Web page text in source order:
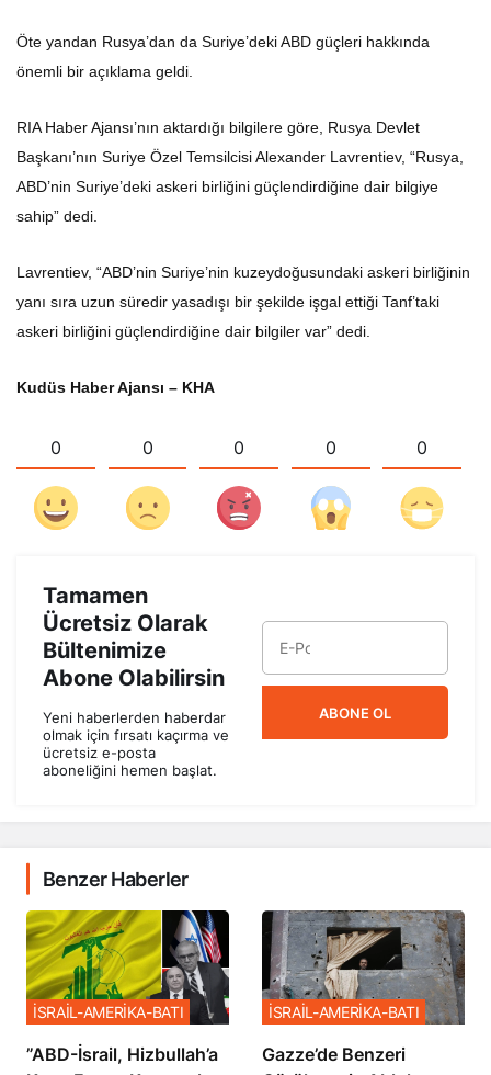
Öte yandan Rusya’dan da Suriye’deki ABD güçleri hakkında
önemli bir açıklama geldi.
RIA Haber Ajansı’nın aktardığı bilgilere göre, Rusya Devlet
Başkanı’nın Suriye Özel Temsilcisi Alexander Lavrentiev, “Rusya,
ABD’nin Suriye’deki askeri birliğini güçlendirdiğine dair bilgiye
sahip” dedi.
Lavrentiev, “ABD’nin Suriye’nin kuzeydoğusundaki askeri birliğinin
yanı sıra uzun süredir yasadışı bir şekilde işgal ettiği Tanf’taki
askeri birliğini güçlendirdiğine dair bilgiler var” dedi.
Kudüs Haber Ajansı – KHA
0 0 0 0 0
Tamamen
Ücretsiz Olarak
Bültenimize
Abone Olabilirsin
Yeni haberlerden haberdar
olmak için fırsatı kaçırma ve
ücretsiz e-posta
aboneliğini hemen başlat.
ABONE OL
Benzer Haberler
​​​​​​​”ABD-İsrail, Hizbullah’a
İSRAİL-AMERİKA-BATI
​​​​​​​Gazze’de Benzeri
İSRAİL-AMERİKA-BATI